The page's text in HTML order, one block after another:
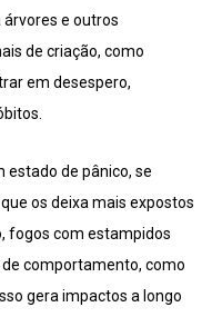
e outros
de criação, como
em desespero,
estado de pânico, se
os deixa mais expostos
fogos com estampidos
comportamento, como
gera impactos a longo